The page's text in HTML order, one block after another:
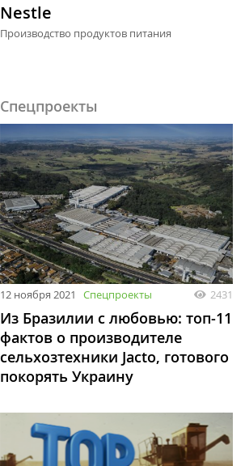
Nestle
Производство продуктов питания
Спецпроекты
12 ноября 2021 Спецпроекты 2431
Из Бразилии с любовью: топ-11
фактов о производителе
сельхозтехники Jacto, готового
покорять Украину